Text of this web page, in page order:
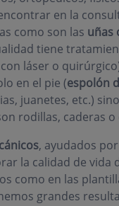
en la
como son las uñas
tiene
láser o
en el pie (espolón
juanetes, etc.)
rodillas, caderas o
, ayudados
la calidad de
como en las
grandes